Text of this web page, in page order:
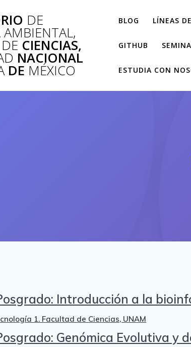
DE
AMBIENTAL,
DE CIENCIAS,
NACIONAL
DE MÉXICO
BLOG LÍNEAS
GITHUB
ESTUDIA CON
Introducción a la
1. Facultad de Ciencias, UNAM
Genómica Evolutiva y